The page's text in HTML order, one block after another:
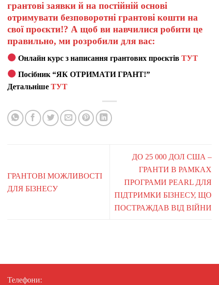
грантові заявки й на постійній основі
отримувати безповоротні грантові кошти на
свої проєкти!? А щоб ви навчилися робити це
правильно, ми розробили для вас:
Онлайн курс з написання грантових проєктівТУТ
Посібник “ЯК ОТРИМАТИ ГРАНТ!”
Детальніше ТУТ
ГРАНТОВІ МОЖЛИВОСТІ
ДЛЯ БІЗНЕСУ
ДО 25 000 ДОЛ США –
ГРАНТИ В РАМКАХ
ПРОГРАМИ PEARL ДЛЯ
ПІДТРИМКИ БІЗНЕСУ, ЩО
ПОСТРАЖДАВ ВІД ВІЙНИ
Телефони: